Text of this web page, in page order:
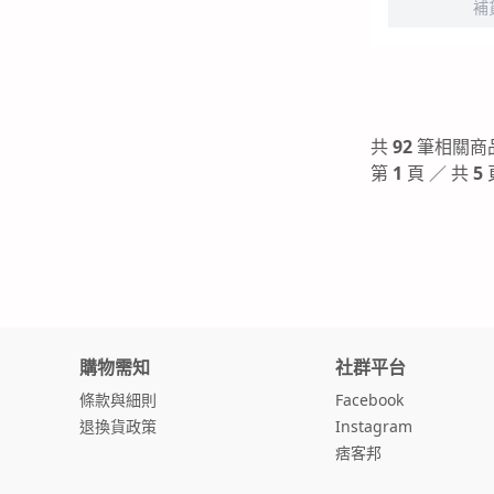
補
共92筆相關商
第 1 頁 ／ 共5
購物需知
條款與細則
退換貨政策
社群平台
Facebook
Instagram
痞客邦